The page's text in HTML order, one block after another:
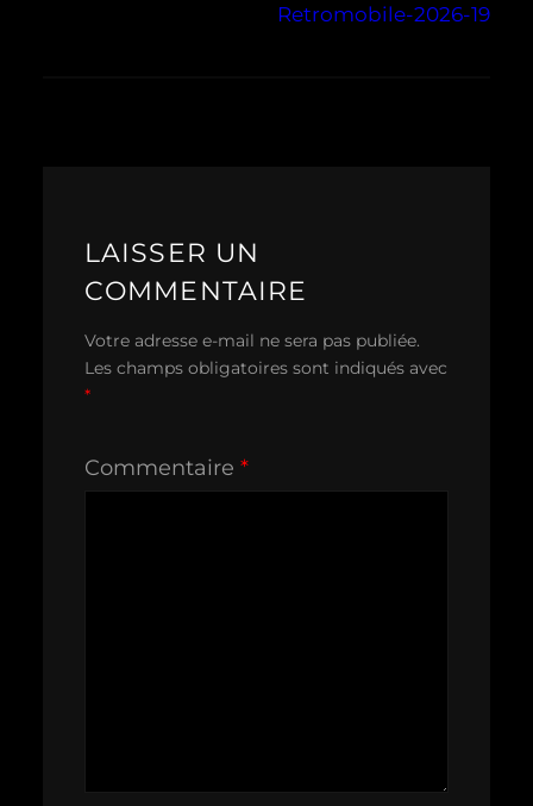
Retromobile-2026-19
LAISSER UN
COMMENTAIRE
Votre adresse e-mail ne sera pas publiée.
Les champs obligatoires sont indiqués avec
*
Commentaire *